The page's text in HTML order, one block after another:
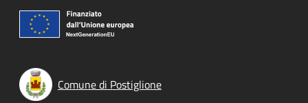
Comune di Postiglione